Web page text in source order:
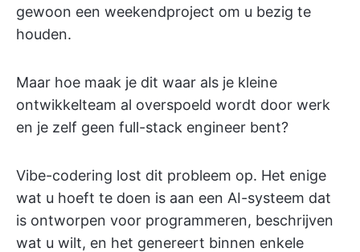
gewoon een weekendproject om u bezig te
houden.
Maar hoe maak je dit waar als je kleine
ontwikkelteam al overspoeld wordt door werk
en je zelf geen full-stack engineer bent?
Vibe-codering lost dit probleem op. Het enige
wat u hoeft te doen is aan een AI-systeem dat
is ontworpen voor programmeren, beschrijven
wat u wilt, en het genereert binnen enkele